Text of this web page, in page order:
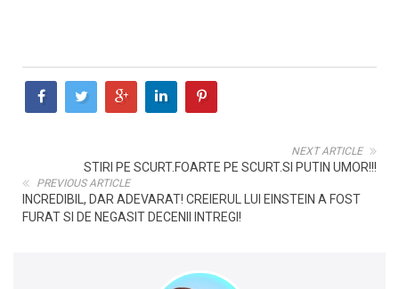
NEXT ARTICLE
STIRI PE SCURT.FOARTE PE SCURT.SI PUTIN UMOR!!!
PREVIOUS ARTICLE
INCREDIBIL, DAR ADEVARAT! CREIERUL LUI EINSTEIN A FOST
FURAT SI DE NEGASIT DECENII INTREGI!